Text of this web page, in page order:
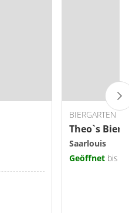
BIERGARTEN
Theo`s
Saarlouis
Geöffnet bis